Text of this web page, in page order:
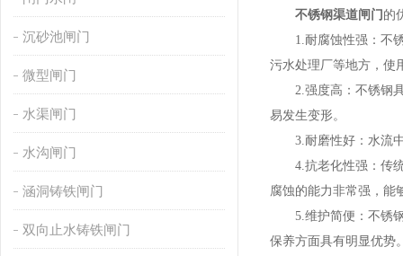
沉砂池闸门
微型闸门
水渠闸门
水沟闸门
涵洞铸铁闸门
双向止水铸铁闸门
不锈钢渠道闸门 的
1.耐腐蚀性强：不锈
污水处理厂等地方，使
2.强度高：不锈钢具
易发生变形。
3.耐磨性好：水流中
4.抗老化性强：传统
腐蚀的能力非常强，能
5.维护简便：不锈钢
保养方面具有明显优势